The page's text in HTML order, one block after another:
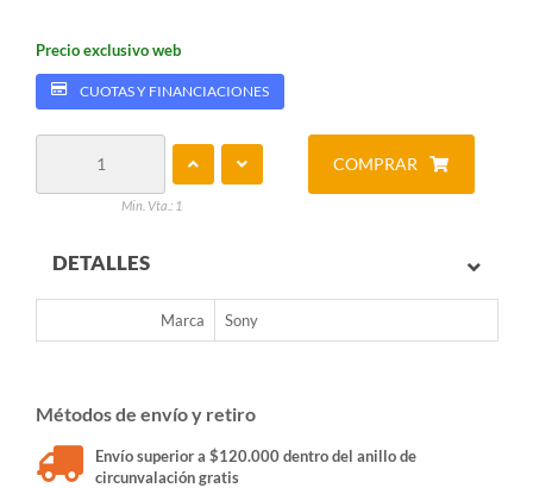
Precio exclusivo web
CUOTAS Y FINANCIACIONES
Min. Vta.: 1
COMPRAR
DETALLES
Marca Sony
Métodos de envío y retiro
Envío superior a $120.000 dentro del anillo de
circunvalación gratis